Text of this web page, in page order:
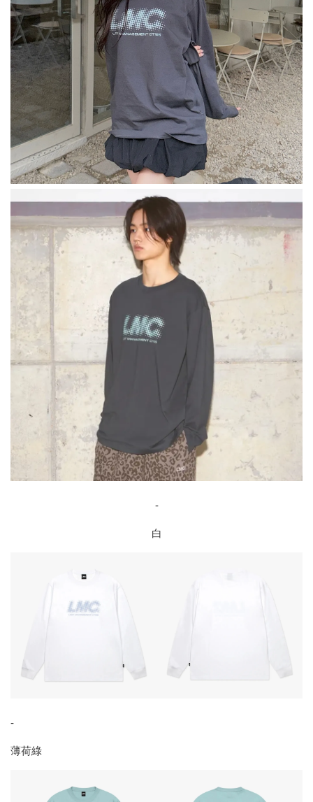
-
白
-
薄荷綠